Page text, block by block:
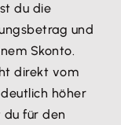
du die
und
Skonto.
direkt vom
höher
du für den